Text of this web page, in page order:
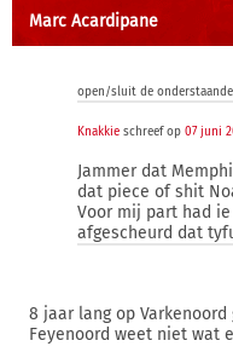
Marc Acardipane
open/sluit de
Knakkie schreef op 07 juni
Jammer dat
dat piece of shit
Voor mij part had
afgescheurd dat
8 jaar lang op
Feyenoord weet niet wat